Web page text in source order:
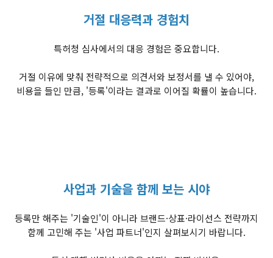
거절 대응력과 경험치
특허청 심사에서의 대응 경험은 중요합니다.
거절 이유에 맞춰 전략적으로 의견서와 보정서를 낼 수 있어야,
비용을 들인 만큼, '등록'이라는 결과로 이어질 확률이 높습니다.
사업과 기술을 함께 보는 시야
등록만 해주는 '기술인'이 아니라 브랜드·상표·라이선스 전략까지
함께 고민해 주는 '사업 파트너'인지 살펴보시기 바랍니다.